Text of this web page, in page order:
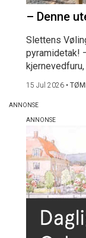
– Denne
Slettens
pyramidetak!
15 Jul 2026 •